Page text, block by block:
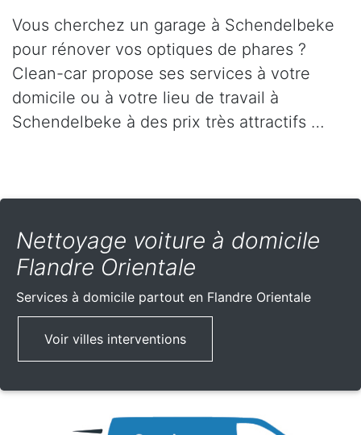
Vous cherchez un garage à Schendelbeke
pour rénover vos optiques de phares ?
Clean-car propose ses services à votre
domicile ou à votre lieu de travail à
Schendelbeke à des prix très attractifs …
Nettoyage voiture à domicile
Flandre Orientale
Services à domicile partout en Flandre Orientale
Voir villes interventions